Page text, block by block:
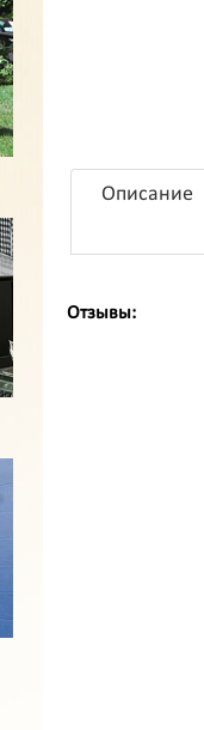
Описание
Отзывы: